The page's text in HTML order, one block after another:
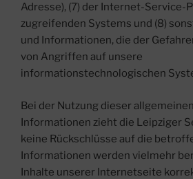
Adresse), (7) der Internet-Service-
zugreifenden Systems und (8)
und Informationen, die der
von Angriffen auf unsere
informationstechnologischen
Bei der Nutzung dieser
Informationen zieht die Leipziger
keine Rückschlüsse auf die
Informationen werden vielmehr
Inhalte unserer Internetseite